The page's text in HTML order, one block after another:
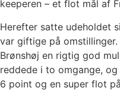
keeperen – et flot mål af
Herefter satte udeholdet
var giftige på
Brønshøj en rigtig god
reddede i to omgange,
6 point og en super flot